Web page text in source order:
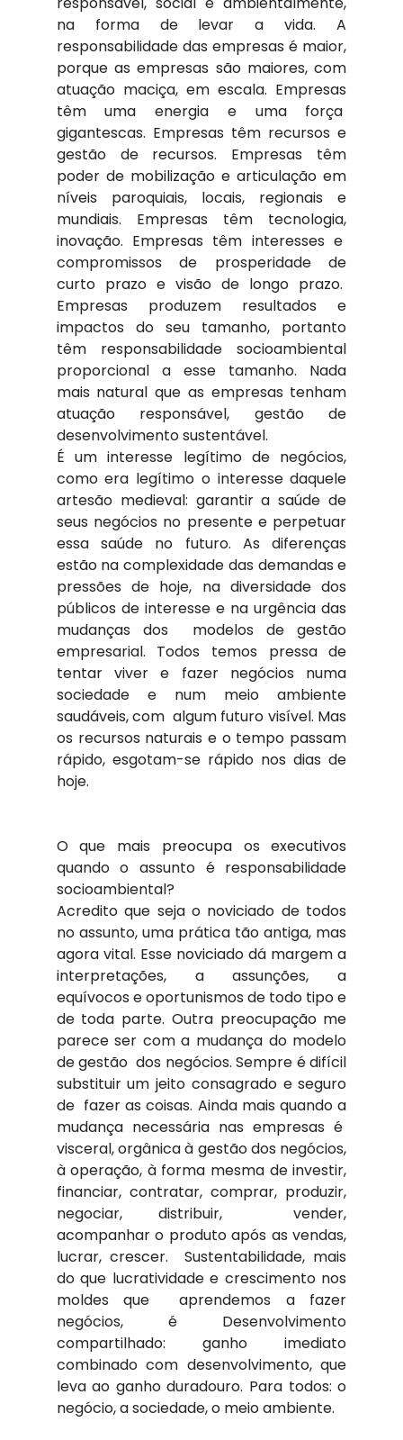
na forma de levar a vida. A
responsabilidade das empresas é maior,
porque as empresas são maiores, com
atuação maciça, em escala. Empresas
têm uma energia e uma força
gigantescas. Empresas têm recursos e
gestão de recursos. Empresas têm
poder de mobilização e articulação em
níveis paroquiais, locais, regionais e
mundiais. Empresas têm tecnologia,
inovação. Empresas têm interesses e
compromissos de prosperidade de
curto prazo e visão de longo prazo.
Empresas produzem resultados e
impactos do seu tamanho, portanto
têm responsabilidade socioambiental
proporcional a esse tamanho. Nada
mais natural que as empresas tenham
atuação responsável, gestão de
desenvolvimento sustentável.
É um interesse legítimo de negócios,
como era legítimo o interesse daquele
artesão medieval: garantir a saúde de
seus negócios no presente e perpetuar
essa saúde no futuro. As diferenças
estão na complexidade das demandas e
pressões de hoje, na diversidade dos
públicos de interesse e na urgência das
mudanças dos  modelos de gestão
empresarial. Todos temos pressa de
tentar viver e fazer negócios numa
sociedade e num meio ambiente
saudáveis, com  algum futuro visível. Mas
os recursos naturais e o tempo passam
rápido, esgotam-se rápido nos dias de
hoje.
O que mais preocupa os executivos
quando o assunto é responsabilidade
socioambiental?
Acredito que seja o noviciado de todos
no assunto, uma prática tão antiga, mas
agora vital. Esse noviciado dá margem a
interpretações, a assunções, a
equívocos e oportunismos de todo tipo e
de toda parte. Outra preocupação me
parece ser com a mudança do modelo
de gestão  dos negócios. Sempre é difícil
substituir um jeito consagrado e seguro
de  fazer as coisas. Ainda mais quando a
mudança necessária nas empresas é
visceral, orgânica à gestão dos negócios,
à operação, à forma mesma de investir,
financiar, contratar, comprar, produzir,
negociar, distribuir,  vender,
acompanhar o produto após as vendas,
lucrar, crescer.  Sustentabilidade, mais
do que lucratividade e crescimento nos
moldes que  aprendemos a fazer
negócios, é Desenvolvimento
compartilhado: ganho imediato
combinado com desenvolvimento, que
leva ao ganho duradouro. Para todos: o
negócio, a sociedade, o meio ambiente.